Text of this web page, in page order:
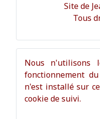
Site de
Tous
Nous n'utilisons
fonctionnement
n'est installé sur
cookie de suivi.